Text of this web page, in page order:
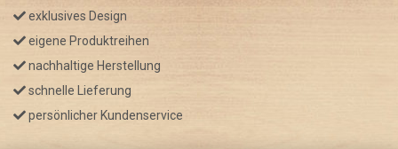
exklusives Design
eigene Produktreihen
nachhaltige Herstellung
schnelle Lieferung
persönlicher Kundenservice